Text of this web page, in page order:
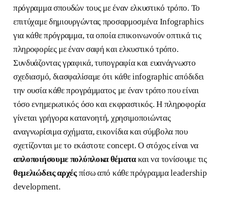
πρόγραμμα σπουδών τους με έναν ελκυστικό τρόπο. Το
επιτύχαμε δημιουργώντας προσαρμοσμένα Infographics
για κάθε πρόγραμμα, τα οποία επικοινωνούν οπτικά τις
πληροφορίες με έναν σαφή και ελκυστικό τρόπο.
Συνδυάζοντας γραφικά, τυπογραφία και ευανάγνωστο
σχεδιασμό, διασφαλίσαμε ότι κάθε infographic απόδιδει
την ουσία κάθε προγράμματος με έναν τρόπο που είναι
τόσο ενημερωτικός όσο και εκφραστικός. Η πληροφορία
γίνεται γρήγορα κατανοητή, χρησιμοποιώντας
αναγνωρίσιμα σχήματα, εικονίδια και σύμβολα που
σχετίζονται με το εκάστοτε concept. Ο στόχος είναι να
απλοποιήσουμε πολύπλοκα θέματακαι να τονίσουμε τις
θεμελιώδεις αρχέςπίσω από κάθε πρόγραμμα leadership
development.